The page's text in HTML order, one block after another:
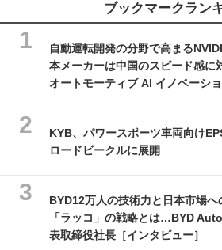
ブックマークラン
自動運転開発の分野で高まる
本メーカーは中国のスピード感に
オートモーティブ AI イノベーショ
KYB、パワースポーツ車両向け
ロードビークルに展開
BYD12万人の技術力と日本市場
「ラッコ」の戦略とは…BYD
表取締役社長［インタビュー］